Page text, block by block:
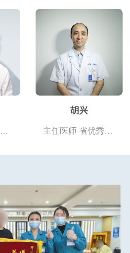
美国物理医学博士 国际康复顾问
胡兴
主任医师 省优秀康复医师